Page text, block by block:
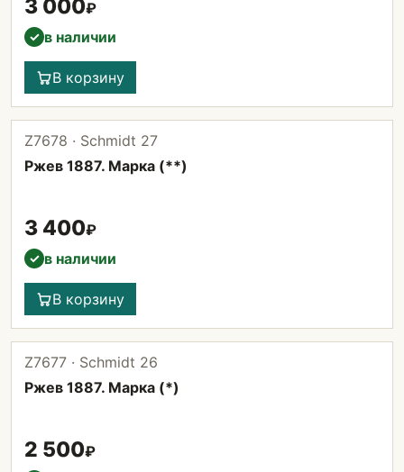
3 000₽
✓ в наличии
В корзину
Z7678 · Schmidt 27
Ржев 1887. Марка (**)
3 400₽
✓ в наличии
В корзину
Z7677 · Schmidt 26
Ржев 1887. Марка (*)
2 500₽